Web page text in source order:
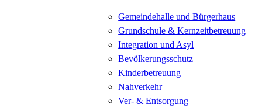
Gemeindehalle und Bürgerhaus
Grundschule & Kernzeitbetreuung
Integration und Asyl
Bevölkerungsschutz
Kinderbetreuung
Nahverkehr
Ver- & Entsorgung